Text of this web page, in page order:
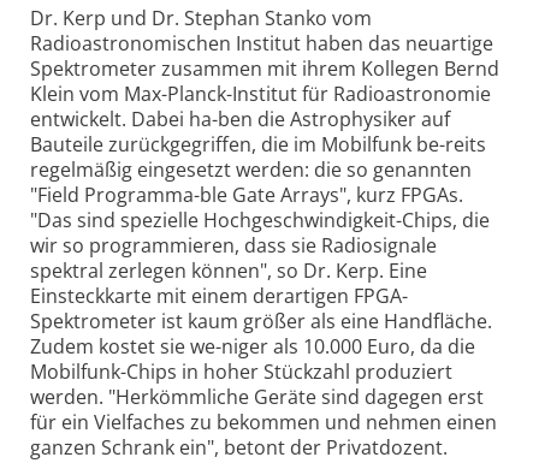
Dr. Kerp und Dr. Stephan Stanko vom
Radioastronomischen Institut haben das neuartige
Spektrometer zusammen mit ihrem Kollegen Bernd
Klein vom Max-Planck-Institut für Radioastronomie
entwickelt. Dabei ha-ben die Astrophysiker auf
Bauteile zurückgegriffen, die im Mobilfunk be-reits
regelmäßig eingesetzt werden: die so genannten
"Field Programma-ble Gate Arrays", kurz FPGAs.
"Das sind spezielle Hochgeschwindigkeit-Chips, die
wir so programmieren, dass sie Radiosignale
spektral zerlegen können", so Dr. Kerp. Eine
Einsteckkarte mit einem derartigen FPGA-
Spektrometer ist kaum größer als eine Handfläche.
Zudem kostet sie we-niger als 10.000 Euro, da die
Mobilfunk-Chips in hoher Stückzahl produziert
werden. "Herkömmliche Geräte sind dagegen erst
für ein Vielfaches zu bekommen und nehmen einen
ganzen Schrank ein", betont der Privatdozent.